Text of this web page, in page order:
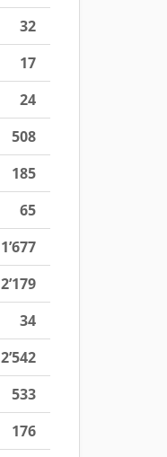
32
17
24
508
185
65
1’677
2’179
34
2’542
533
176